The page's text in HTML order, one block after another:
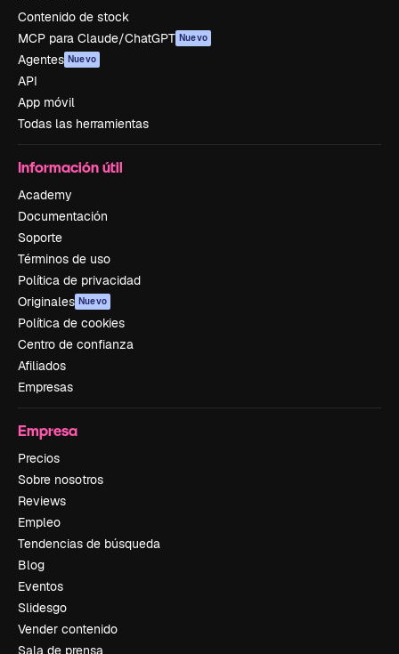
Contenido de stock
MCP para Claude/ChatGPT Nuevo
Agentes Nuevo
API
App móvil
Todas las herramientas
Información útil
Academy
Documentación
Soporte
Términos de uso
Política de privacidad
Originales Nuevo
Política de cookies
Centro de confianza
Afiliados
Empresas
Empresa
Precios
Sobre nosotros
Reviews
Empleo
Tendencias de búsqueda
Blog
Eventos
Slidesgo
Vender contenido
Sala de prensa